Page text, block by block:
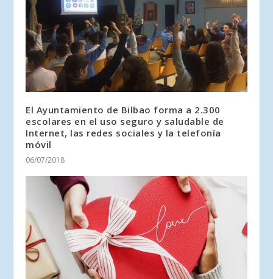
El Ayuntamiento de Bilbao forma a 2.300
escolares en el uso seguro y saludable de
Internet, las redes sociales y la telefonía
móvil
06/07/2018